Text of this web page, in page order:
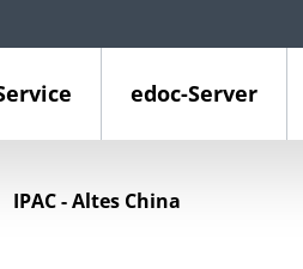
edoc-Server
IPAC - Altes China